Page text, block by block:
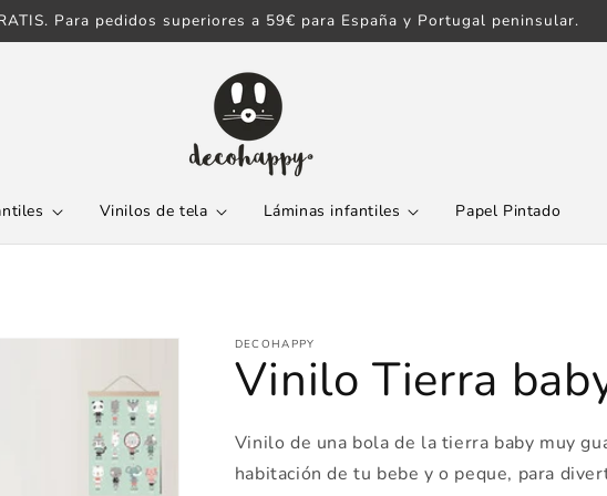
Para pedidos superiores a 59€ para España y Portugal peninsular.
Vinilos de tela Láminas infantiles Papel Pintado
DECOHAPPY
Vinilo Tierra
Vinilo de una bola de la tierra baby muy
habitación de tu bebe y o peque, para